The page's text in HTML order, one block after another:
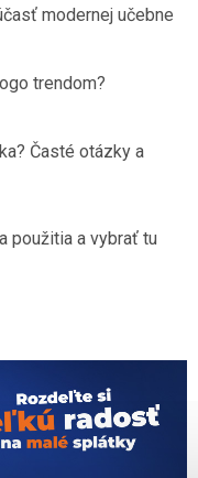
modernej učebne
trendom?
Časté otázky a
použitia a vybrať tu